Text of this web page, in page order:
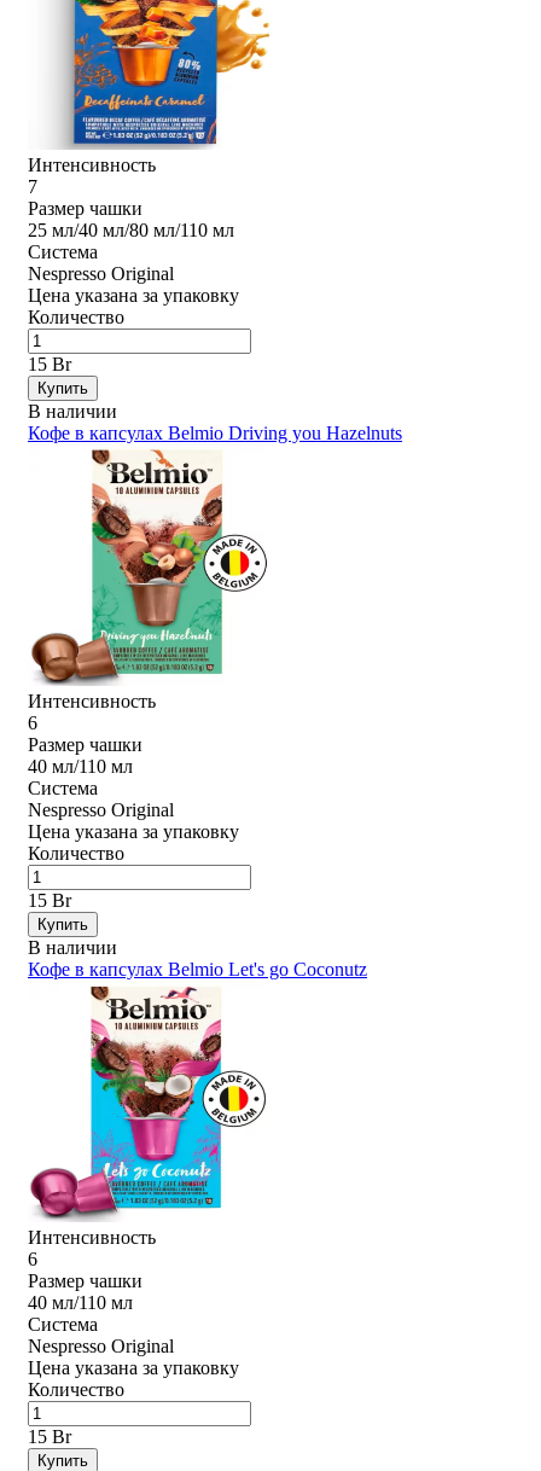
Интенсивность
7
Размер чашки
25 мл/40 мл/80 мл/110 мл
Система
Nespresso Original
Цена указана за упаковку
Количество
15 Br
Купить
В наличии
Кофе в капсулах Belmio Driving you Hazelnuts
Интенсивность
6
Размер чашки
40 мл/110 мл
Система
Nespresso Original
Цена указана за упаковку
Количество
15 Br
Купить
В наличии
Кофе в капсулах Belmio Let's go Coconutz
Интенсивность
6
Размер чашки
40 мл/110 мл
Система
Nespresso Original
Цена указана за упаковку
Количество
15 Br
Купить